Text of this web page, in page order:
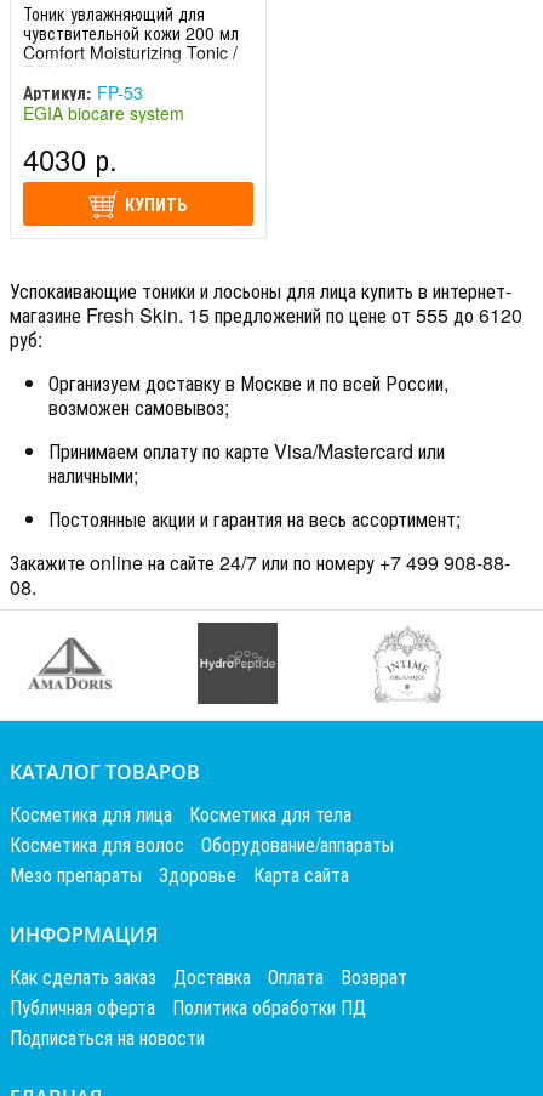
Тоник увлажняющий для
чувствительной кожи 200 мл
Comfort Moisturizing Tonic /
EGIA
Артикул: FP-53
EGIA biocare system
4030 р.
КУПИТЬ
Успокаивающие тоники и лосьоны для лица купить в интернет-
магазине Fresh Skin. 15 предложений по цене от 555 до 6120
руб:
Организуем доставку в Москве и по всей России,
возможен самовывоз;
Принимаем оплату по карте Visa/Mastercard или
наличными;
Постоянные акции и гарантия на весь ассортимент;
Закажите online на сайте 24/7 или по номеру +7 499 908-88-
08.
КАТАЛОГ ТОВАРОВ
Косметика для лица
Косметика для тела
Косметика для волос
Оборудование/аппараты
Мезо препараты
Здоровье Карта сайта
ИНФОРМАЦИЯ
Как сделать заказ Доставка Оплата
Возврат
Публичная оферта
Политика обработки ПД
Подписаться на новости